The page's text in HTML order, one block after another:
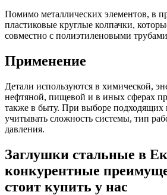
Помимо металлических элементов, в
пластиковые круглые колпачки,
совместно с полиэтиленовыми
Применение
Детали используются в химической,
нефтяной, пищевой и в иных сферах
также в быту. При выборе подходящих
учитывать сложность системы, тип
давления.
Заглушки стальные в
конкурентные
стоит купить у нас